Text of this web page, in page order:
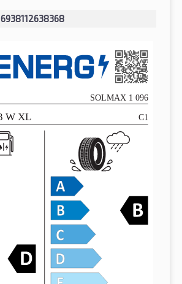
6938112638368